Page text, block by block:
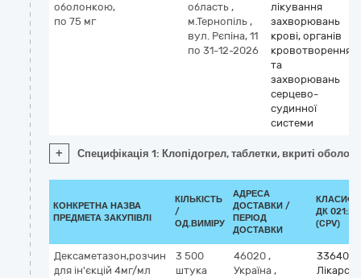
оболонкою,
по 75 мг
область ,
м.Тернопіль ,
вул. Рєпіна, 11
по 31-12-2026
лікування
захворювань
крові, органів
кровотворення
та
захворювань
серцево-
судинної
системи
+ Специфікація 1: Клопідогрел, таблетки, вкриті
КОНКРЕТНА НАЗВА
ПРЕДМЕТА ЗАКУПІВЛІ
КІЛЬКІСТЬ
/
ОД.ВИМІРУ
АДРЕСА
ДОСТАВКИ /
ПЕРІОД
ДОСТАВКИ
ДК
(CPV)
Дексаметазон,розчин
для ін'єкцій 4мг/мл
3 500
штука
46020 ,
Україна ,